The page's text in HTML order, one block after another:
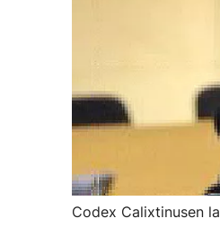
Codex Calixtinusen